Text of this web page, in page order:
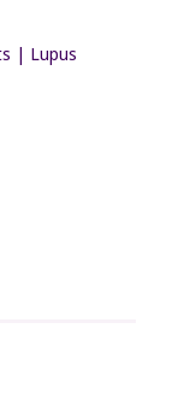
| Lupus